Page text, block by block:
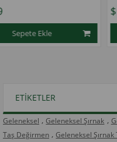
1 ★ ★
Sepete Ekle
ETIKETLER
Geleneksel , Geleneksel Şırnak ,
Taş Değirmen , Geleneksel